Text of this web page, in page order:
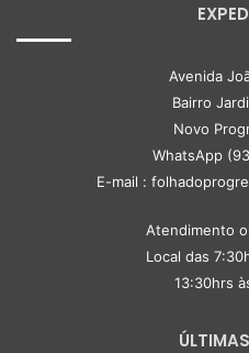
Avenida
Bairro
Novo
WhatsApp
E-mail :
Atendimento
Local das
13:30hrs